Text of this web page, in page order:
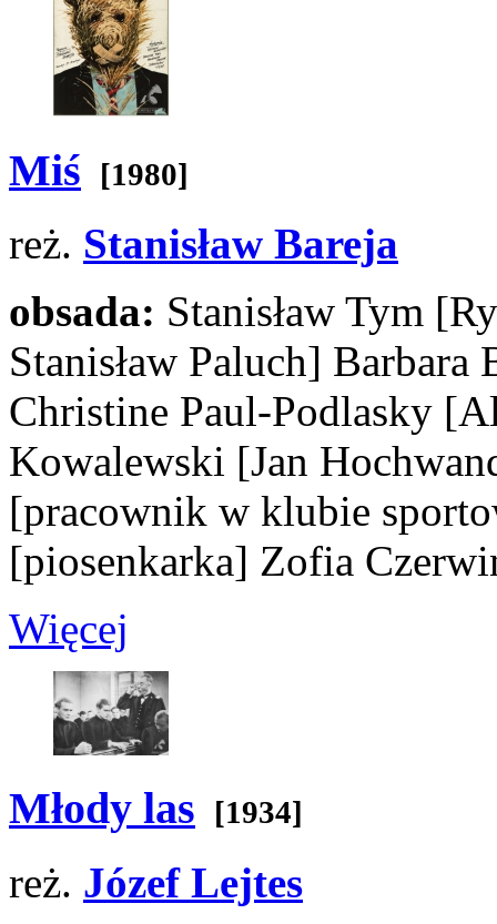
Miś [1980]
reż. Stanisław Bareja
obsada: Stanisław Tym
Stanisław Paluch] Barbara
Christine Paul-Podlasky
Kowalewski [Jan
[pracownik w klubie
[piosenkarka] Zofia
Więcej
Młody las [1934]
reż. Józef Lejtes